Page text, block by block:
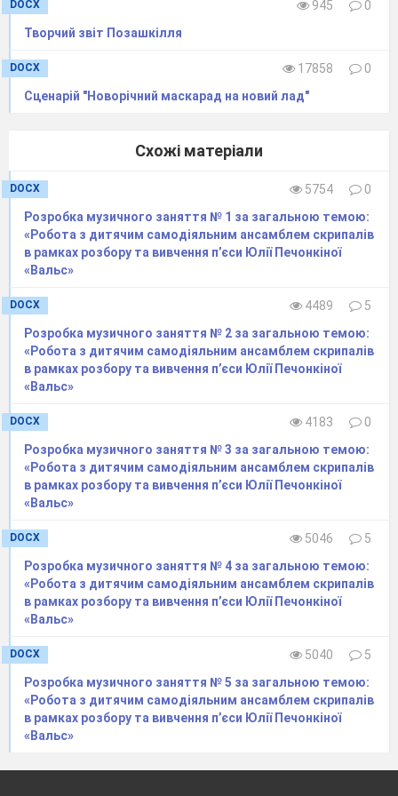
народ промовивши:
У якому тоне
«Рідну землю, де живем, Україною зовем!»
Саме слово «Україна» означає
український народ. Походить ця назва від
стародавнього слов’янського «Кра», що
означає «держава», звідси «край», «крайна»,
згадується 1187 року в Іпатіївському
давньоруському літописі. І нині наша
незалежна держава називається Україною.
Перевита барвінком і хмелем земля.
(Пауза.)
Як не любити тебе, Україно,
Ніжних світань і прозорих криниць.
Червоних зірниць і пісень солов’їних
Як вірну любов і як лагідну матір
Моя Україно, моя Батьківщино,
Вкраїно, любов моя!
Вед1:
хата, ласкава оселя. Тут ми народилися,
крок. А потім, вийшовши за поріг,
побачили, який чарівний світ відкривається
перед нами… Коло вікна ростуть, цвітуть
вогнисті мальви, соняшник, вишня.
над хатою синіє високе, безкрає небо…
DOCX 945
0
Творчий звіт Позашкілля
DOCX 17858
0
Сценарій "Новорічний маскарад на новий лад"
Схожі матеріали
DOCX 5754
0
Розробка музичного заняття № 1 за загальною темою:
«Робота з дитячим самодіяльним ансамблем скрипалів
в рамках розбору та вивчення п’єси Юлії Печонкіної
«Вальс»
DOCX 4489
5
Розробка музичного заняття № 2 за загальною темою:
«Робота з дитячим самодіяльним ансамблем скрипалів
в рамках розбору та вивчення п’єси Юлії Печонкіної
«Вальс»
DOCX 4183
0
Розробка музичного заняття № 3 за загальною темою:
«Робота з дитячим самодіяльним ансамблем скрипалів
в рамках розбору та вивчення п’єси Юлії Печонкіної
«Вальс»
DOCX 5046
5
Розробка музичного заняття № 4 за загальною темою:
«Робота з дитячим самодіяльним ансамблем скрипалів
в рамках розбору та вивчення п’єси Юлії Печонкіної
«Вальс»
DOCX 5040
5
Розробка музичного заняття № 5 за загальною темою:
«Робота з дитячим самодіяльним ансамблем скрипалів
в рамках розбору та вивчення п’єси Юлії Печонкіної
«Вальс»